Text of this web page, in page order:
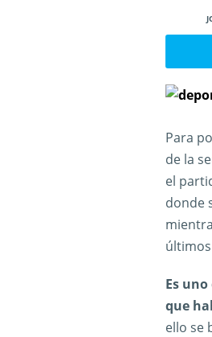
Para
de la
el
donde
Es
que
ello se